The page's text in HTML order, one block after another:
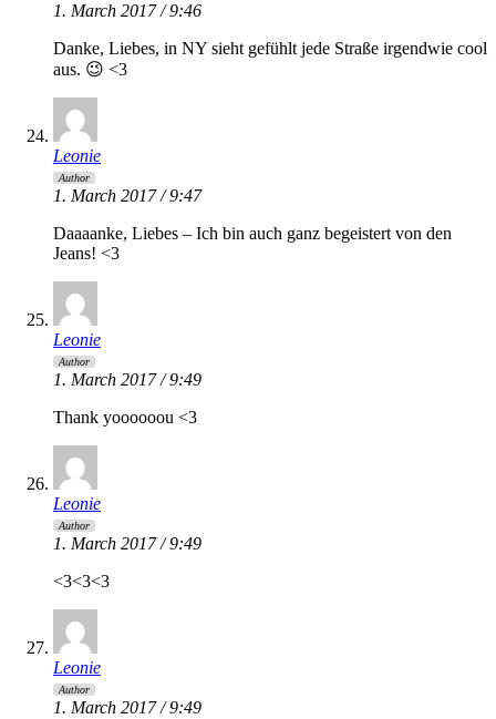
1. March 2017 / 9:46
Danke, Liebes, in NY sieht gefühlt jede Straße irgendwie cool
aus. 😉 <3
Leonie
Author
1. March 2017 / 9:47
Daaaanke, Liebes – Ich bin auch ganz begeistert von den
Jeans! <3
Leonie
Author
1. March 2017 / 9:49
Thank yoooooou <3
Leonie
Author
1. March 2017 / 9:49
<3<3<3
Leonie
Author
1. March 2017 / 9:49